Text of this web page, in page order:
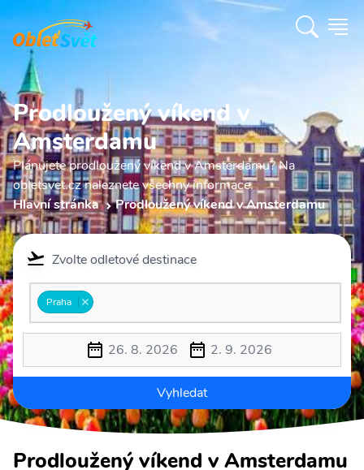
Prodloužený víkend v
Amsterdamu
Plánujete prodloužený víkend v Amsterdamu? Na
obletsvet.cz naleznete všechny informace.
Hlavní stránka
Prodloužený víkend v Amsterdamu
Zvolte odletové destinace
Praha
26. 8. 2026 2. 9. 2026
Vyhledat
Prodloužený víkend v Amsterdamu